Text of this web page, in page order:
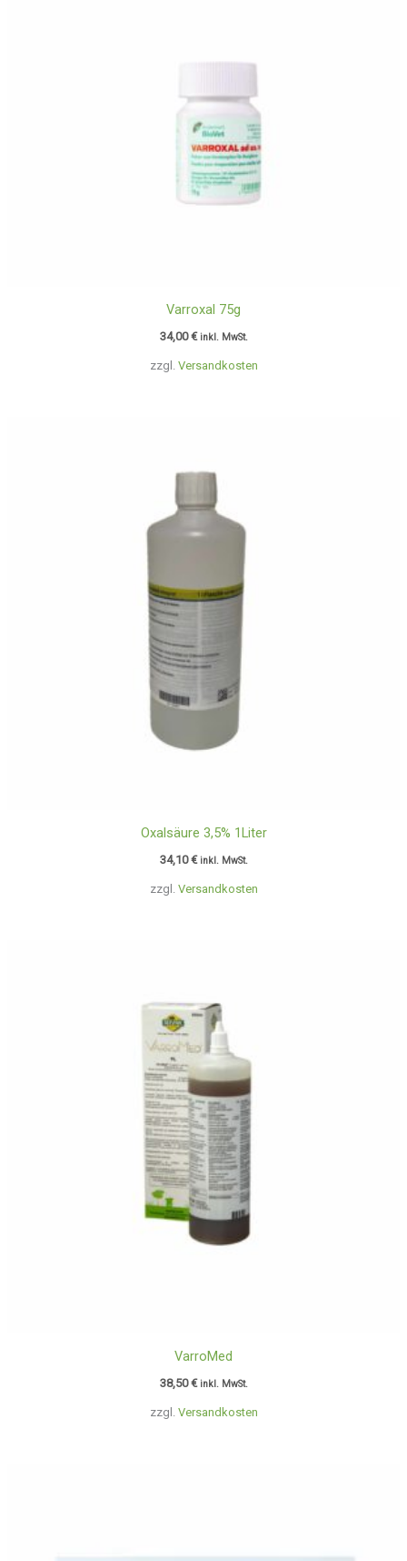
zzgl. Versandkosten
Varroxal 75g
34,00€ inkl. MwSt.
zzgl. Versandkosten
Oxalsäure 3,5% 1Liter
34,10€ inkl. MwSt.
zzgl. Versandkosten
VarroMed
38,50€ inkl. MwSt.